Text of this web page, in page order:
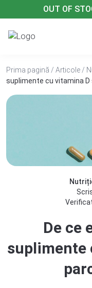
la
conținut
OUT OF
Prima pagină / Articole /
suplimente cu vitamina D
De ce
suplimente